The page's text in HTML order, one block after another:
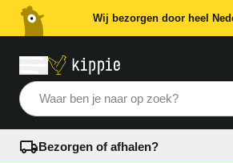
Wij bezorgen door heel
Waar ben je naar op zoek?
Bezorgen of afhalen?